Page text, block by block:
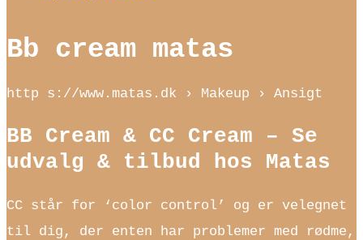
Bb cream matas
http s://www.matas.dk › Makeup › Ansigt
BB Cream & CC Cream – Se
udvalg & tilbud hos Matas
CC står for ‘color control’ og er velegnet
til dig, der enten har problemer med rødme,